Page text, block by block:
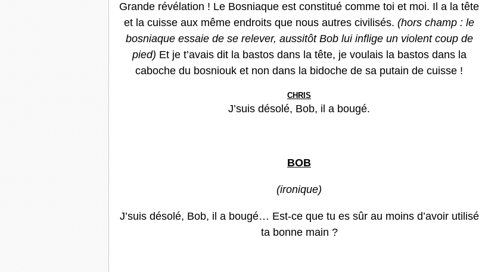
Grande révélation ! Le Bosniaque est constitué comme toi et moi. Il a la tête
et la cuisse aux même endroits que nous autres civilisés. (hors champ : le
bosniaque essaie de se relever, aussitôt Bob lui inflige un violent coup de
pied) Et je t’avais dit la bastos dans la tête, je voulais la bastos dans la
caboche du bosniouk et non dans la bidoche de sa putain de cuisse !
CHRIS
J’suis désolé, Bob, il a bougé.
BOB
(ironique)
J’suis désolé, Bob, il a bougé… Est-ce que tu es sûr au moins d’avoir utilisé
ta bonne main ?